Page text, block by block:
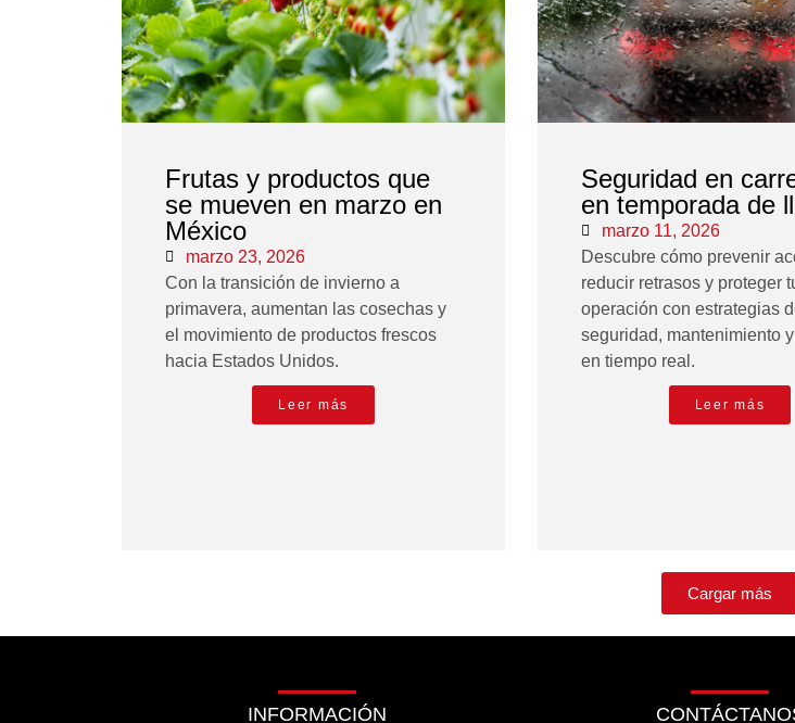
Frutas y productos que
se mueven en marzo en
México
marzo 23, 2026
Con la transición de invierno a
primavera, aumentan las cosechas y
el movimiento de productos frescos
hacia Estados Unidos.
Leer más
Seguridad en
en temporada de
marzo 11, 2026
Descubre cómo prevenir
reducir retrasos y proteger
operación con estrategias
seguridad, mantenimiento
en tiempo real.
Leer más
Cargar más
INFORMACIÓN